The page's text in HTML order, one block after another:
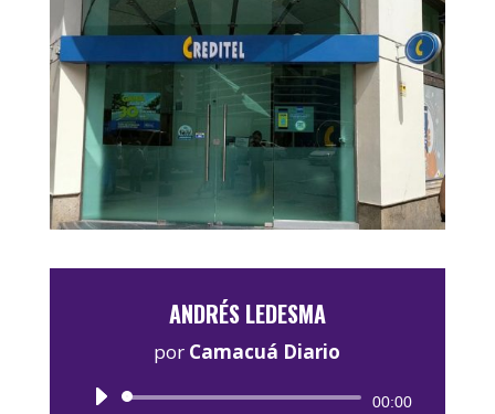
ANDRÉS LEDESMA
por Camacuá Diario
Reproductor
00:00